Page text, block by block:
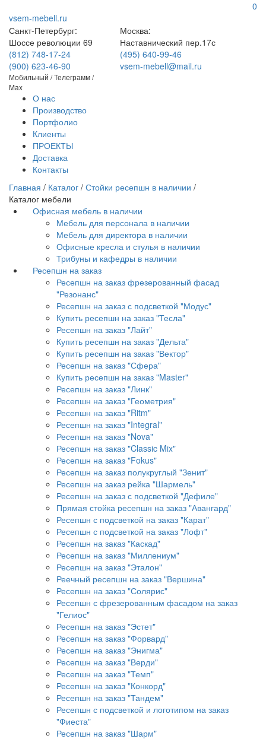
0
vsem-mebell.ru
Санкт-Петербург:
Шоссе революции 69
(812) 748-17-24
(900) 623-46-90
Мобильный / Телеграмм /
Max
Москва:
Наставнический пер.17с
(495) 640-99-46
vsem-mebell@mail.ru
О нас
Производство
Портфолио
Клиенты
ПРОЕКТЫ
Доставка
Контакты
Главная / Каталог / Стойки ресепшн в наличии /
Каталог мебели
Офисная мебель в наличии
Мебель для персонала в наличии
Мебель для директора в наличии
Офисные кресла и стулья в наличии
Трибуны и кафедры в наличии
Ресепшн на заказ
Ресепшн на заказ фрезерованный фасад
"Резонанс"
Ресепшн на заказ с подсветкой "Модус"
Купить ресепшн на заказ "Тесла"
Ресепшн на заказ "Лайт"
Купить ресепшн на заказ "Дельта"
Купить ресепшн на заказ "Вектор"
Ресепшн на заказ "Сфера"
Купить ресепшн на заказ "Master"
Ресепшн на заказ "Линк"
Ресепшн на заказ "Геометрия"
Ресепшн на заказ "Ritm"
Ресепшн на заказ "Integral"
Ресепшн на заказ "Nova"
Ресепшн на заказ "Classic Mix"
Ресепшн на заказ "Fokus"
Ресепшн на заказ полукруглый "Зенит"
Ресепшн на заказ рейка "Шармель"
Ресепшн на заказ с подсветкой "Дефиле"
Прямая стойка ресепшн на заказ "Авангард"
Ресепшн с подсветкой на заказ "Карат"
Ресепшн с подсветкой на заказ "Лофт"
Ресепшн на заказ "Каскад"
Ресепшн на заказ "Миллениум"
Ресепшн на заказ "Эталон"
Реечный ресепшн на заказ "Вершина"
Ресепшн на заказ "Солярис"
Ресепшн с фрезерованным фасадом на заказ
"Гелиос"
Ресепшн на заказ "Эстет"
Ресепшн на заказ "Форвард"
Ресепшн на заказ "Энигма"
Ресепшн на заказ "Верди"
Ресепшн на заказ "Темп"
Ресепшн на заказ "Конкорд"
Ресепшн на заказ "Тандем"
Ресепшн с подсветкой и логотипом на заказ
"Фиеста"
Ресепшн на заказ "Шарм"